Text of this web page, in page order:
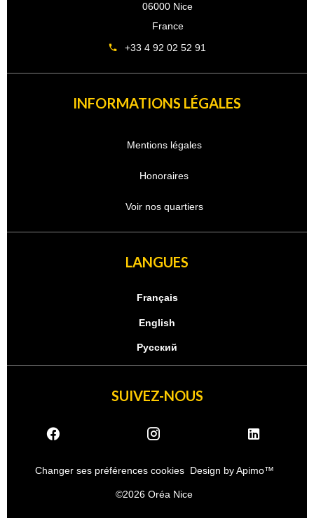
06000 Nice
France
+33 4 92 02 52 91
INFORMATIONS LÉGALES
Mentions légales
Honoraires
Voir nos quartiers
LANGUES
Français
English
Русский
SUIVEZ-NOUS
Changer ses préférences cookies Design byApimo™
©2026 Oréa Nice